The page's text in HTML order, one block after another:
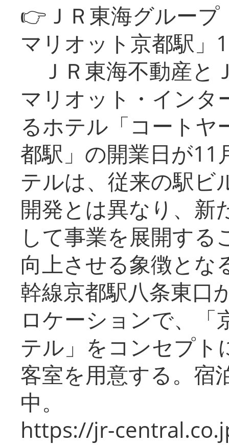
👉ＪＲ東海グルー
マリオット京都駅」
ＪＲ東海不動産と
マリオット・インタ
るホテル「コートヤ
都駅」の開業日が11
テルは、従来の駅ビ
開発とは異なり、新
して事業を展開する
向上させる象徴とな
幹線京都駅八条東口
ロケーションで、「
テル」をコンセプト
客室を用意する。宿
中。
https://jr-